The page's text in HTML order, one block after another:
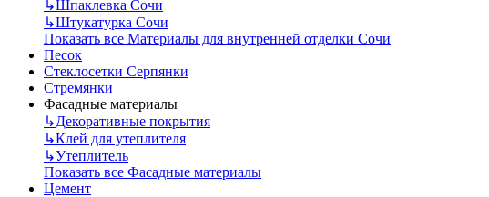
↳Шпаклевка Сочи
↳Штукатурка Сочи
Показать все Материалы для внутренней отделки Сочи
Песок
Стеклосетки Серпянки
Стремянки
Фасадные материалы
↳Декоративные покрытия
↳Клей для утеплителя
↳Утеплитель
Показать все Фасадные материалы
Цемент